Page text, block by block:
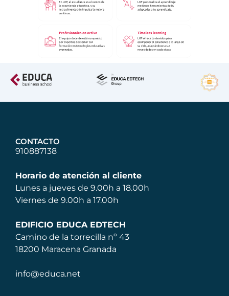
CONTACTO
910887138
Horario de atención al cliente
Lunes a jueves de 9.00h a 18.00h
Viernes de 9.00h a 17.00h
EDIFICIO EDUCA EDTECH
Camino de la torrecilla nº 43
18200 Maracena Granada
info@educa.net